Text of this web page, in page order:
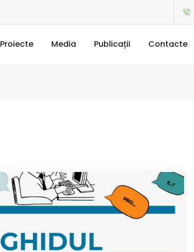
Proiecte Media Publicații Contacte